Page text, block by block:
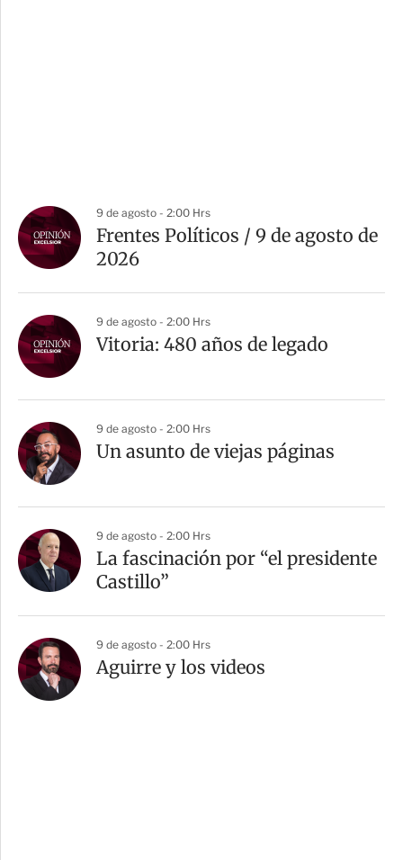
9 de agosto - 2:00 Hrs
Frentes Políticos / 9 de agosto de
2026
9 de agosto - 2:00 Hrs
Vitoria: 480 años de legado
9 de agosto - 2:00 Hrs
Un asunto de viejas páginas
9 de agosto - 2:00 Hrs
La fascinación por “el presidente
Castillo”
9 de agosto - 2:00 Hrs
Aguirre y los videos